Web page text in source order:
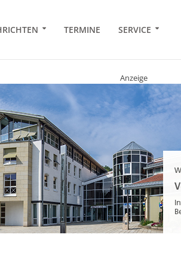
TERMINE SERVICE
Anzeige